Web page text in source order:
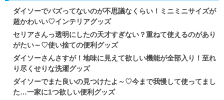
ダイソーでバズってないのが不思議なくらい！ミニミニサイズが
超かわいい♡インテリアグッズ
セリアさんっ透明にしたの天才すぎない？重ねて使えるのがあり
がたい～♡使い捨ての便利グッズ
ダイソーさんさすが！地味に見えて欲しい機能が全部入り！至れ
り尽くせりな洗濯グッズ
ダイソーでまた良いの見つけたよ～♡今まで我慢して使ってまし
た…一家に1つ欲しい便利グッズ